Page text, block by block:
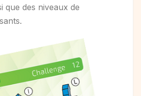
que des niveaux de